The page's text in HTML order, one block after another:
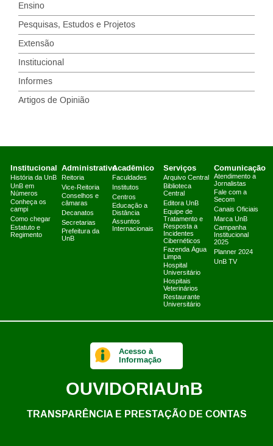
Ensino
Pesquisas, Estudos e Projetos
Extensão
Institucional
Informes
Artigos de Opinião
Institucional
História da UnB
UnB em
Números
Conheça os
campi
Como chegar
Estatuto e
Regimento
Administrativo
Reitoria
Vice-Reitoria
Conselhos e
câmaras
Decanatos
Secretarias
Prefeitura da
UnB
Acadêmico
Faculdades
Institutos
Centros
Educação a
Distância
Assuntos
Internacionais
Serviços
Arquivo Central
Biblioteca
Central
Editora UnB
Equipe de
Tratamento e
Resposta a
Incidentes
Cibernéticos
Fazenda Água
Limpa
Hospital
Universitário
Hospitais
Veterinários
Restaurante
Universitário
Comunicação
Atendimento a
Jornalistas
Fale com a
Secom
Canais Oficiais
Marca UnB
Campanha
Institucional
2025
Planner 2024
UnB TV
Acesso à
Informação
OUVIDORIAUnB
TRANSPARÊNCIA E PRESTAÇÃO DE CONTAS